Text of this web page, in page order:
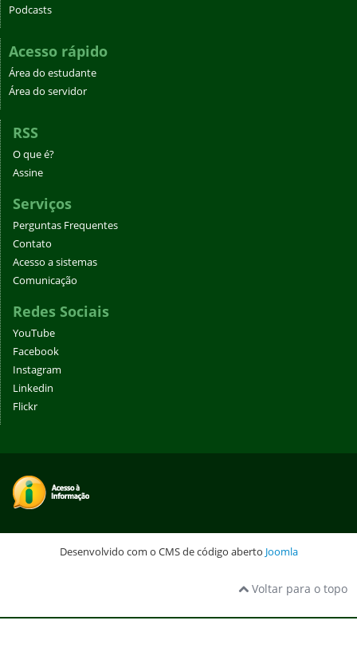
Podcasts
Acesso rápido
Área do estudante
Área do servidor
RSS
O que é?
Assine
Serviços
Perguntas Frequentes
Contato
Acesso a sistemas
Comunicação
Redes Sociais
YouTube
Facebook
Instagram
Linkedin
Flickr
Desenvolvido com o CMS de código aberto Joomla
Voltar para o topo